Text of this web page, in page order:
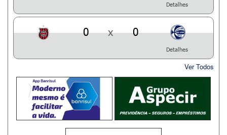
Detalhes
0 x 0
Detalhes
Ver Todos